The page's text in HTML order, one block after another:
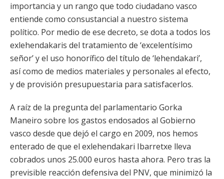
importancia y un rango que todo ciudadano vasco
entiende como consustancial a nuestro sistema
político. Por medio de ese decreto, se dota a todos los
exlehendakaris del tratamiento de ‘excelentísimo
señor’ y el uso honorífico del título de ‘lehendakari’,
así como de medios materiales y personales al efecto,
y de provisión presupuestaria para satisfacerlos.
A raíz de la pregunta del parlamentario Gorka
Maneiro sobre los gastos endosados al Gobierno
vasco desde que dejó el cargo en 2009, nos hemos
enterado de que el exlehendakari Ibarretxe lleva
cobrados unos 25.000 euros hasta ahora. Pero tras la
previsible reacción defensiva del PNV, que minimizó la